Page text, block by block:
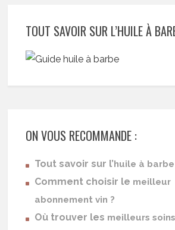
TOUT SAVOIR SUR L’HUILE À
ON VOUS RECOMMANDE :
Tout savoir sur l’huile à barbe
Comment choisir le meilleur
abonnement vin ?
Où trouver les meilleurs